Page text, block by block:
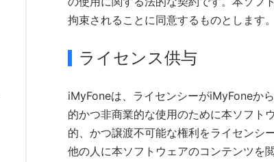
拘束されることに同意するものとします。
ライセンス供与
iMyFoneは、ライセンシーがiMyFoneか
的かつ非商業的な使用のために本ソフト
的、かつ譲渡不可能な権利をライセンシ
他の人に本ソフトウェアのコンテンツを